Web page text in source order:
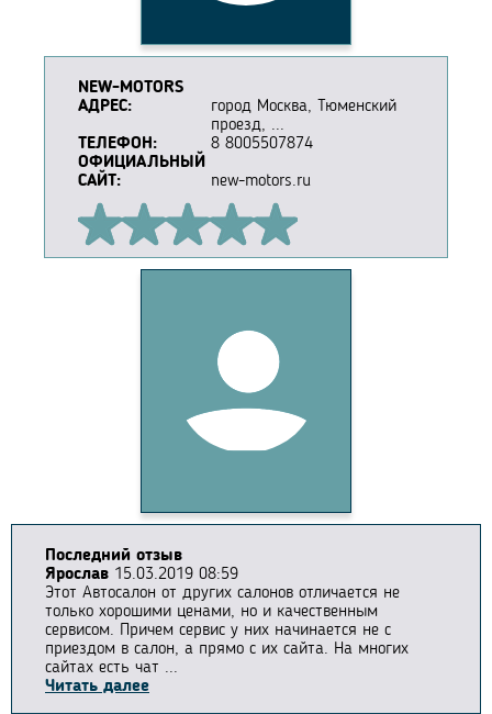
NEW-MOTORS
АДРЕС:
город Москва, Тюменский
проезд, ...
ТЕЛЕФОН:
8 8005507874
ОФИЦИАЛЬНЫЙ
САЙТ:
new-motors.ru
Последний отзыв
Ярослав 15.03.2019 08:59
Этот Автосалон от других салонов отличается не
только хорошими ценами, но и качественным
сервисом. Причем сервис у них начинается не с
приездом в салон, а прямо с их сайта. На многих
сайтах есть чат ...
Читать далее